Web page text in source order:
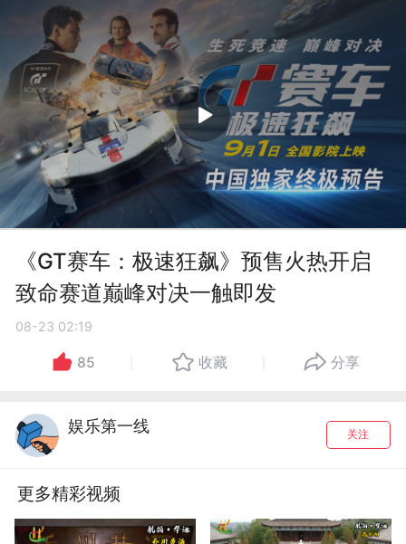
《GT赛车：极速狂飙》预售火热开启
致命赛道巅峰对决一触即发
08-23 02:19
85 收藏 分享
娱乐第一线 关注
更多精彩视频